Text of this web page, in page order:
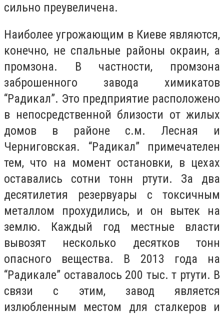
сильно преувеличена.
Наиболее угрожающим в Киеве являются,
конечно, не спальные районы окраин, а
промзона. В частности, промзона
заброшенного завода химикатов
“Радикал”. Это предприятие расположено
в непосредственной близости от жилых
домов в районе с.м. Лесная и
Черниговская. “Радикал” примечателен
тем, что на момент остановки, в цехах
оставались сотни тонн ртути. За два
десятилетия резервуары с токсичным
металлом прохудились, и он вытек на
землю. Каждый год местные власти
вывозят несколько десятков тонн
опасного вещества. В 2013 года на
“Радикале” оставалось 200 тыс. т ртути. В
связи с этим, завод является
излюбленным местом для сталкеров и